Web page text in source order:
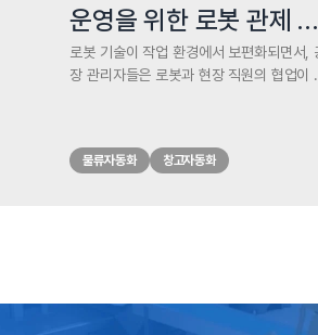
운영을 위한 로봇 관제
스템(FMS)
로봇 기술이 작업 환경에서 보편화되면서,
장 관리자들은 로봇과 현장 직원의 협업이
을 높이고 작업장에서의 사고와 부상을 줄
물류자동화 창고자동화